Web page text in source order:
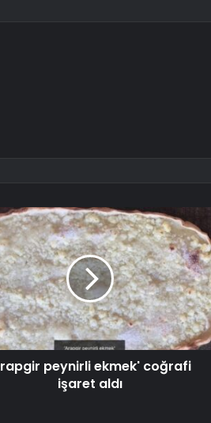
peynirli ekmek' coğrafi
işaret aldı